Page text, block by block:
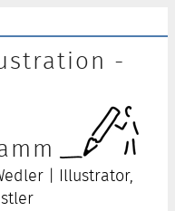
-
| Illustrator,